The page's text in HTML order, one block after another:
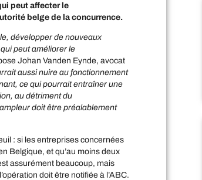
peut affecter le
belge de la concurrence.
développer de nouveaux
peut améliorer le
Johan Vanden Eynde, avocat
aussi nuire au fonctionnement
ce qui pourrait entraîner une
au détriment du
doit être préalablement
: si les entreprises concernées
Belgique, et qu’au moins deux
assurément beaucoup, mais
doit être notifiée à l’ABC.